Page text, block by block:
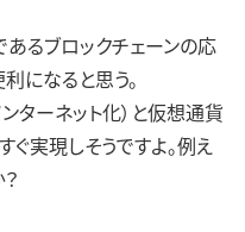
るブロックチェーンの応
になると思う。
ターネット化）と仮想通貨
実現しそうですよ。例え